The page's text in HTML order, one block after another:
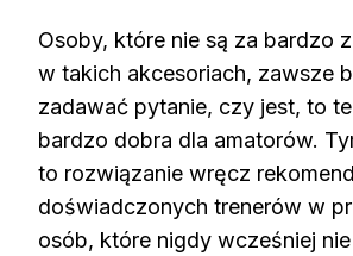
Osoby, które nie są za bardzo
w takich akcesoriach, zawsze
zadawać pytanie, czy jest, to
bardzo dobra dla amatorów.
to rozwiązanie wręcz
doświadczonych trenerów w
osób, które nigdy wcześniej nie